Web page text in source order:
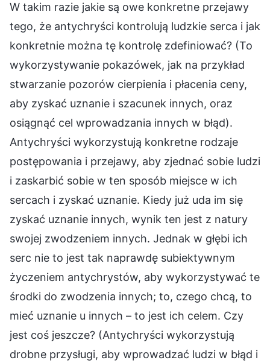
W takim razie jakie są owe konkretne przejawy
tego, że antychryści kontrolują ludzkie serca i jak
konkretnie można tę kontrolę zdefiniować? (To
wykorzystywanie pokazówek, jak na przykład
stwarzanie pozorów cierpienia i płacenia ceny,
aby zyskać uznanie i szacunek innych, oraz
osiągnąć cel wprowadzania innych w błąd).
Antychryści wykorzystują konkretne rodzaje
postępowania i przejawy, aby zjednać sobie ludzi
i zaskarbić sobie w ten sposób miejsce w ich
sercach i zyskać uznanie. Kiedy już uda im się
zyskać uznanie innych, wynik ten jest z natury
swojej zwodzeniem innych. Jednak w głębi ich
serc nie to jest tak naprawdę subiektywnym
życzeniem antychrystów, aby wykorzystywać te
środki do zwodzenia innych; to, czego chcą, to
mieć uznanie u innych – to jest ich celem. Czy
jest coś jeszcze? (Antychryści wykorzystują
drobne przysługi, aby wprowadzać ludzi w błąd i